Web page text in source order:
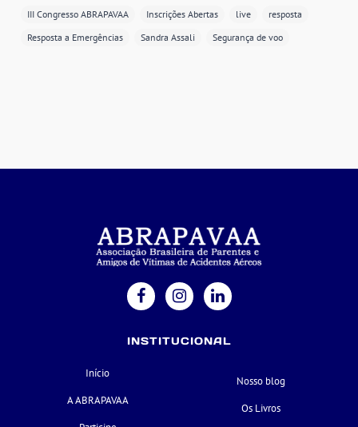
III Congresso ABRAPAVAA
Inscrições Abertas live
resposta
Resposta a Emergências
Sandra Assali Segurança de voo
INSTITUCIONAL
Início
A ABRAPAVAA
Nosso blog
Os Livros